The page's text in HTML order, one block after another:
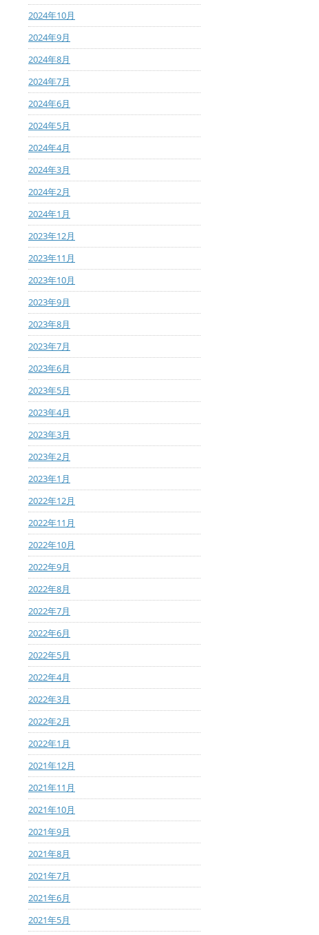
2024年10月
2024年9月
2024年8月
2024年7月
2024年6月
2024年5月
2024年4月
2024年3月
2024年2月
2024年1月
2023年12月
2023年11月
2023年10月
2023年9月
2023年8月
2023年7月
2023年6月
2023年5月
2023年4月
2023年3月
2023年2月
2023年1月
2022年12月
2022年11月
2022年10月
2022年9月
2022年8月
2022年7月
2022年6月
2022年5月
2022年4月
2022年3月
2022年2月
2022年1月
2021年12月
2021年11月
2021年10月
2021年9月
2021年8月
2021年7月
2021年6月
2021年5月